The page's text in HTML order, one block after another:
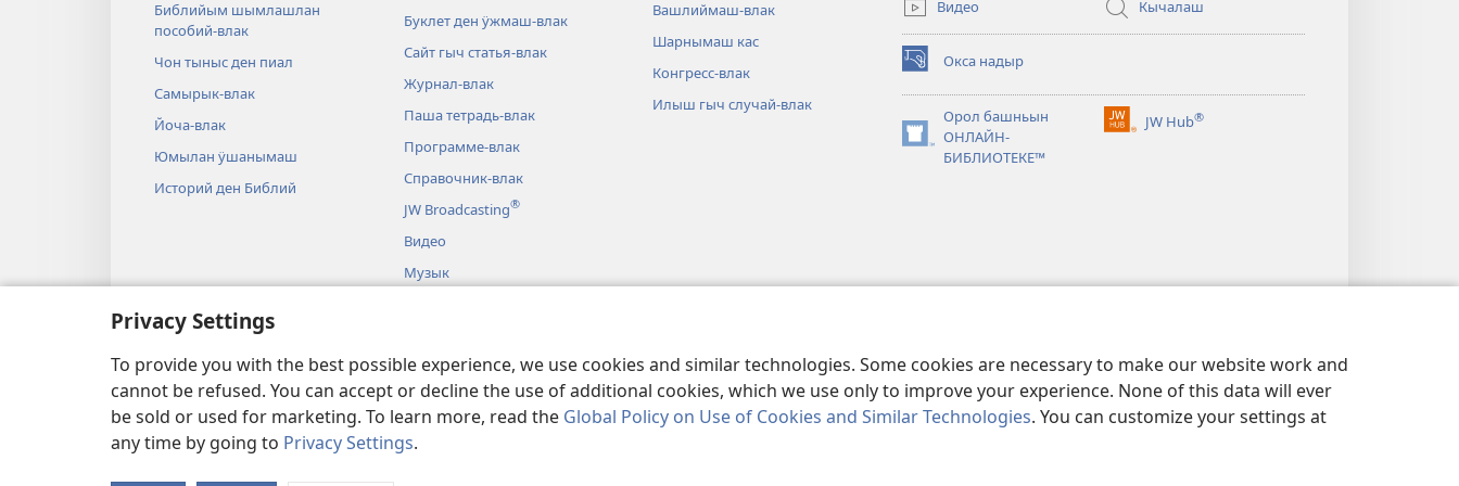
Privacy Settings
To provide you with the best possible experience, we use cookies and similar technologies. Some cookies are necessary to make our website work and
cannot be refused. You can accept or decline the use of additional cookies, which we use only to improve your experience. None of this data will ever
be sold or used for marketing. To learn more, read the Global Policy on Use of Cookies and Similar Technologies. You can customize your settings at
any time by going to Privacy Settings.
Библийым шымлашлан
пособий-влак
Чон тыныс ден пиал
Самырык-влак
Йоча-влак
Юмылан ӱшанымаш
Историй ден Библий
Буклет ден ӱжмаш-влак
Сайт гыч статья-влак
Журнал-влак
Паша тетрадь-влак
Программе-влак
Справочник-влак
JW Broadcasting®
Видео
Музык
Вашлиймаш-влак
Шарнымаш кас
Конгресс-влак
Илыш гыч случай-влак
новом
окне)
Видео
Кычалаш
Окса надыр
(открывается
в
новом
окне)
Орол башньын
ОНЛАЙН-
БИБЛИОТЕКЕ™
(открывается
JW Hub®
(открывается
ПАЙДАЛАНЫМАШ УСЛОВИЙ